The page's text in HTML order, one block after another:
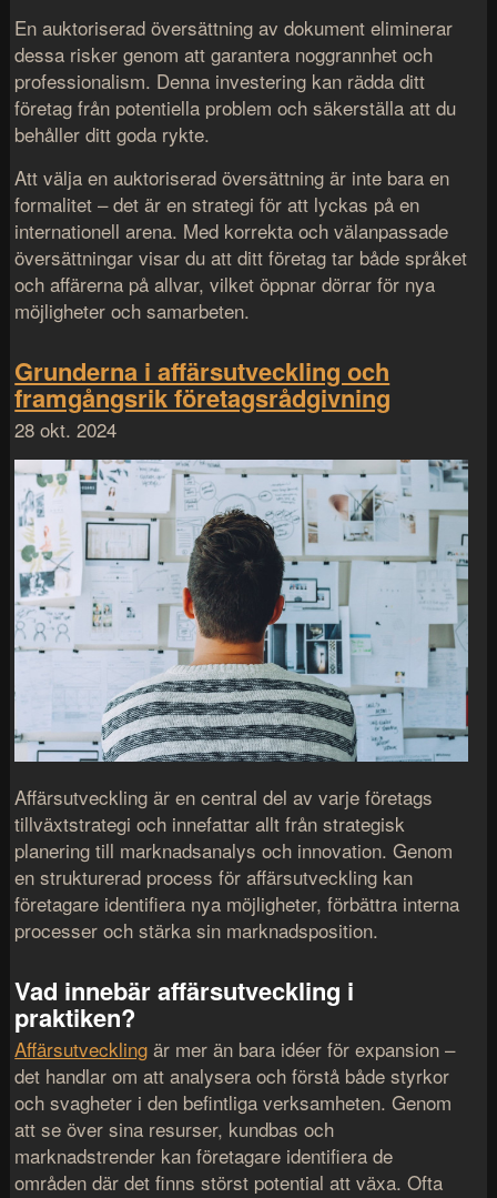
En auktoriserad översättning av dokument eliminerar
dessa risker genom att garantera noggrannhet och
professionalism. Denna investering kan rädda ditt
företag från potentiella problem och säkerställa att du
behåller ditt goda rykte.
Att välja en auktoriserad översättning är inte bara en
formalitet – det är en strategi för att lyckas på en
internationell arena. Med korrekta och välanpassade
översättningar visar du att ditt företag tar både språket
och affärerna på allvar, vilket öppnar dörrar för nya
möjligheter och samarbeten.
Grunderna i affärsutveckling och
framgångsrik företagsrådgivning
28 okt. 2024
Affärsutveckling är en central del av varje företags
tillväxtstrategi och innefattar allt från strategisk
planering till marknadsanalys och innovation. Genom
en strukturerad process för affärsutveckling kan
företagare identifiera nya möjligheter, förbättra interna
processer och stärka sin marknadsposition.
Vad innebär affärsutveckling i
praktiken?
Affärsutveckling är mer än bara idéer för expansion –
det handlar om att analysera och förstå både styrkor
och svagheter i den befintliga verksamheten. Genom
att se över sina resurser, kundbas och
marknadstrender kan företagare identifiera de
områden där det finns störst potential att växa. Ofta